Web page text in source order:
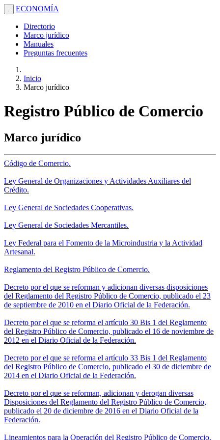
. ECONOMÍA
Directorio
Marco jurídico
Manuales
Preguntas frecuentes
Inicio
Marco jurídico
Registro Público de Comercio
Marco jurídico
Código de Comercio.
Ley General de Organizaciones y Actividades Auxiliares del
Crédito.
Ley General de Sociedades Cooperativas.
Ley General de Sociedades Mercantiles.
Ley Federal para el Fomento de la Microindustria y la Actividad
Artesanal.
Reglamento del Registro Público de Comercio.
Decreto por el que se reforman y adicionan diversas disposiciones
del Reglamento del Registro Público de Comercio, publicado el 23
de septiembre de 2010 en el Diario Oficial de la Federación.
Decreto por el que se reforma el artículo 30 Bis 1 del Reglamento
del Registro Público de Comercio, publicado el 16 de noviembre de
2012 en el Diario Oficial de la Federación.
Decreto por el que se reforma el artículo 33 Bis 1 del Reglamento
del Registro Público de Comercio, publicado el 30 de diciembre de
2014 en el Diario Oficial de la Federación.
Decreto por el que se reforman, adicionan y derogan diversas
Disposiciones del Reglamento del Registro Público de Comercio,
publicado el 20 de diciembre de 2016 en el Diario Oficial de la
Federación.
Lineamientos para la Operación del Registro Público de Comercio.